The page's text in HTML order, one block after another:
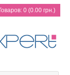
0 (0.00 грн.)